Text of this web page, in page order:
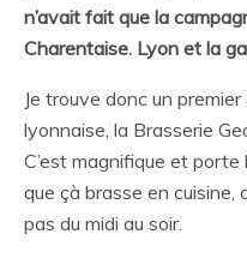
n’avait fait que la
Charentaise. Lyon et la
Je trouve donc un
lyonnaise, la Brasserie
C’est magnifique et porte
que çà brasse en cuisine,
pas du midi au soir.